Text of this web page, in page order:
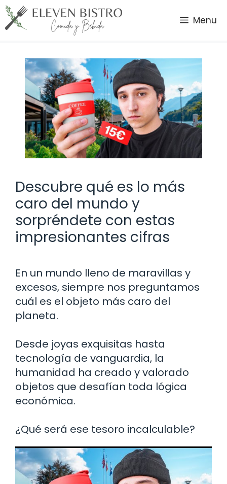
Saltar
al
contenido
Menu
Descubre qué es lo más
caro del mundo y
sorpréndete con estas
impresionantes cifras
En un mundo lleno de maravillas y
excesos, siempre nos preguntamos
cuál es el objeto más caro del
planeta.
Desde joyas exquisitas hasta
tecnología de vanguardia, la
humanidad ha creado y valorado
objetos que desafían toda lógica
económica.
¿Qué será ese tesoro incalculable?